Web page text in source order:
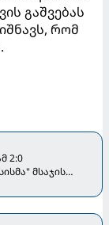
გაშვებას
რომ
2:0
მსაჯის